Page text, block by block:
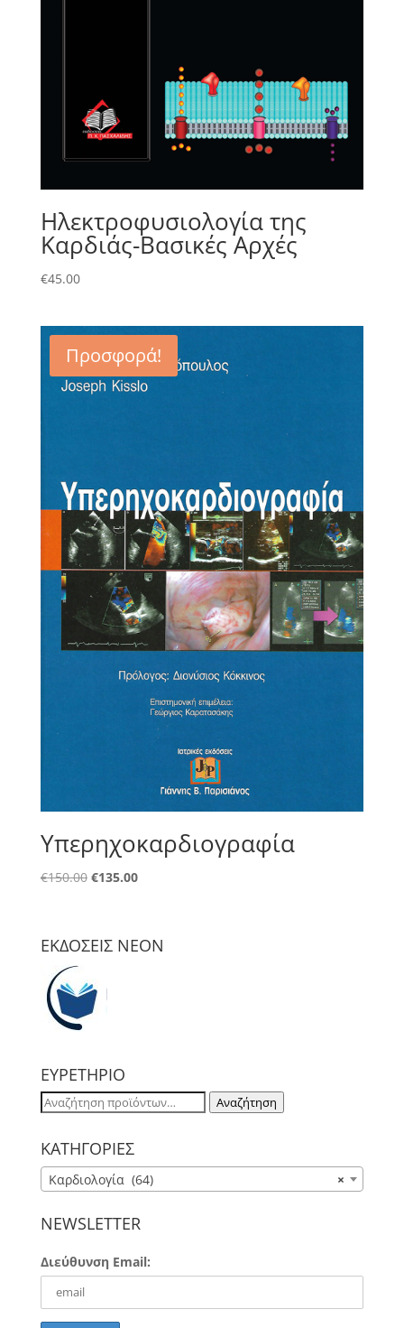
Ηλεκτροφυσιολογία της
Καρδιάς-Βασικές Αρχές
€45.00
Προσφορά!
Υπερηχοκαρδιογραφία
€150.00 Original
€150.00.
€135.00Η
είναι:
ΕΚΔΟΣΕΙΣ NΕΟΝ
ΕΥΡΕΤΗΡΙΟ
Αναζήτηση
Αναζήτηση
ΚΑΤΗΓΟΡΙΕΣ
×
Καρδιολογία (64)
NEWSLETTER
Διεύθυνση Email: